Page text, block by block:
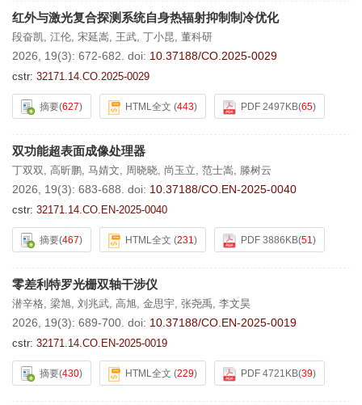
红外与激光复合探测系统自身热辐射抑制制冷优化
段奋凯, 江伦, 宋延嵩, 王武, 丁小昆, 董科研
2026, 19(3): 672-682. doi: 10.37188/CO.2025-0029
cstr: 32171.14.CO.2025-0029
摘要(627) HTML全文 (443) PDF 2497KB(65)
双功能超表面成像处理器
丁双双, 高昕鹏, 马婧文, 周晓晓, 尚玉立, 范士嵩, 滕树云
2026, 19(3): 683-688. doi: 10.37188/CO.EN-2025-0040
cstr: 32171.14.CO.EN-2025-0040
摘要(467) HTML全文 (231) PDF 3886KB(51)
零差利特罗光栅双轴干涉仪
潜辛格, 梁旭, 刘兆武, 高旭, 金思宇, 张尧禹, 李文昊
2026, 19(3): 689-700. doi: 10.37188/CO.EN-2025-0019
cstr: 32171.14.CO.EN-2025-0019
摘要(430) HTML全文 (229) PDF 4721KB(39)